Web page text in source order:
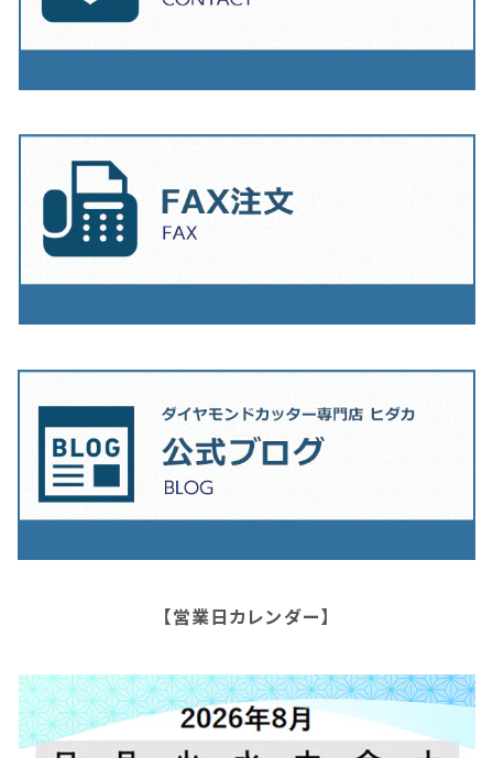
【営業日カレンダー】